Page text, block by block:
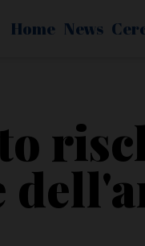
Home News